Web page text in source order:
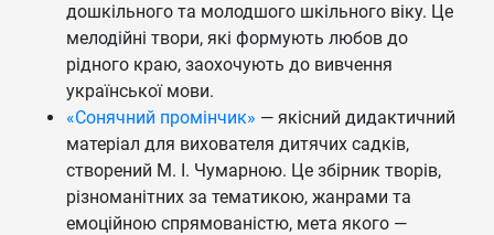
дошкільного та молодшого шкільного віку. Це
мелодійні твори, які формують любов до
рідного краю, заохочують до вивчення
української мови.
«Сонячний промінчик» — якісний дидактичний
матеріал для вихователя дитячих садків,
створений М. І. Чумарною. Це збірник творів,
різноманітних за тематикою, жанрами та
емоційною спрямованістю, мета якого —